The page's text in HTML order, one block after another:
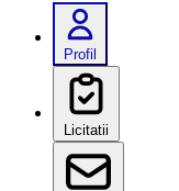
Profil
Licitatii